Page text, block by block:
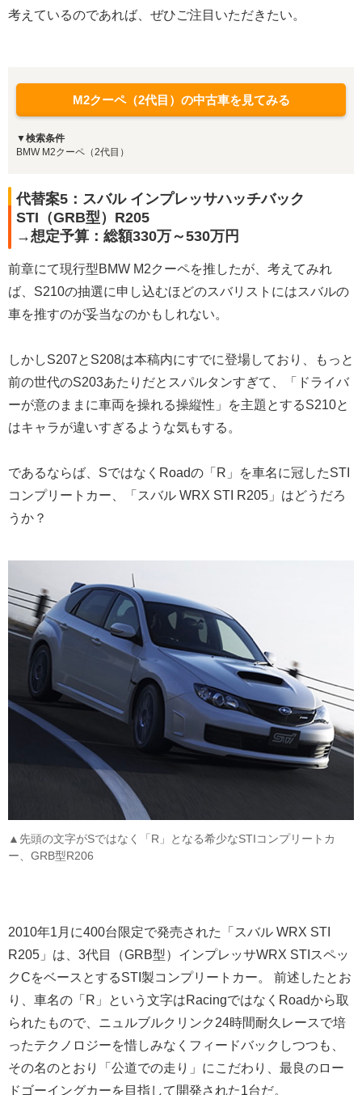
考えているのであれば、ぜひご注目いただきたい。
M2クーペ（2代目）の中古車を見てみる
▼検索条件
BMW M2クーペ（2代目）
代替案5：スバル インプレッサハッチバック
STI（GRB型）R205
→想定予算：総額330万～530万円
前章にて現行型BMW M2クーペを推したが、考えてみれ
ば、S210の抽選に申し込むほどのスバリストにはスバルの
車を推すのが妥当なのかもしれない。
しかしS207とS208は本稿内にすでに登場しており、もっと
前の世代のS203あたりだとスパルタンすぎて、「ドライバ
ーが意のままに車両を操れる操縦性」を主題とするS210と
はキャラが違いすぎるような気もする。
であるならば、SではなくRoadの「R」を車名に冠したSTI
コンプリートカー、「スバル WRX STI R205」はどうだろ
うか？
▲先頭の文字がSではなく「R」となる希少なSTIコンプリートカ
ー、GRB型R206
2010年1月に400台限定で発売された「スバル WRX STI
R205」は、3代目（GRB型）インプレッサWRX STIスペッ
クCをベースとするSTI製コンプリートカー。 前述したとお
り、車名の「R」という文字はRacingではなくRoadから取
られたもので、ニュルブルクリンク24時間耐久レースで培
ったテクノロジーを惜しみなくフィードバックしつつも、
その名のとおり「公道での走り」にこだわり、最良のロー
ドゴーイングカーを目指して開発された1台だ。